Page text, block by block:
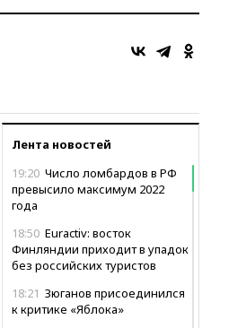
Лента новостей
19:20 Число ломбардов в РФ
превысило максимум 2022
года
18:50 Euractiv: восток
Финляндии приходит в упадок
без российских туристов
18:21 Зюганов присоединился
к критике «Яблока»